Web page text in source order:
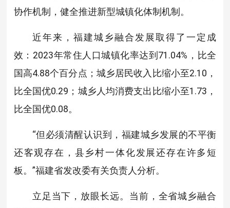
协作机制，健全推进新型城镇化体制机制。
近年来，福建城乡融合发展取得了一定成
效：2023年常住人口城镇化率达到71.04%，比全
国高4.88个百分点；城乡居民收入比缩小至2.10，
比全国优0.29；城乡人均消费支出比缩小至1.73，
比全国优0.08。
“但必须清醒认识到，福建城乡发展的不平衡
还客观存在，县乡村一体化发展还存在许多短
板。”福建省发改委有关负责人分析。
立足当下，放眼长远。当前，全省城乡融合